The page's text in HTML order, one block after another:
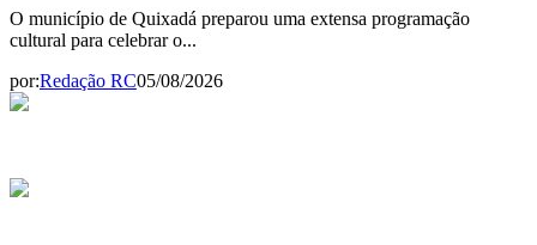
O município de Quixadá preparou uma extensa programação
cultural para celebrar o...
por:Redação RC05/08/2026